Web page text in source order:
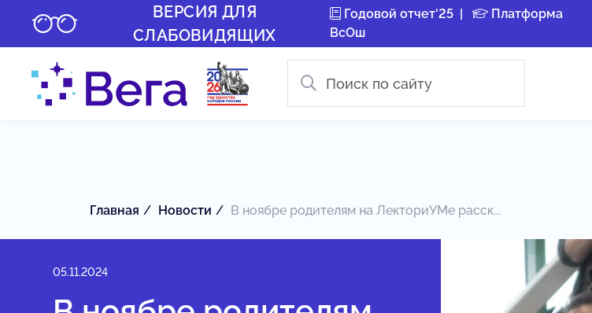
ВЕРСИЯ ДЛЯ
СЛАБОВИДЯЩИХ
Годовой отчет'25|
Платформа
ВсОш
Главная Новости В ноябре родителям на ЛекториУМе расск...
05.11.2024